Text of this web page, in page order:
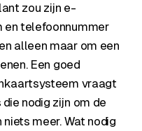
zou zijn e-
en telefoonnummer
alleen maar om een
Een goed
vraagt
nodig zijn om de
meer. Wat nodig